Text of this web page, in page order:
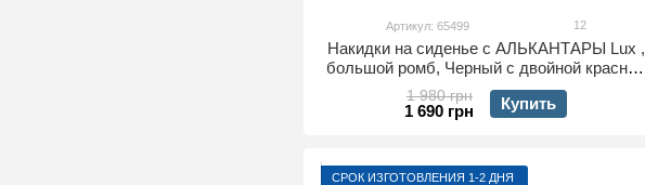
Артикул: 65499 12
Накидки на сиденье с АЛЬКАНТАРЫ Lux ,
большой ромб, Черный с двойной красной
строчкой. Премиум+. Передний комплект
1 980 грн
1 690 грн Купить
СРОК ИЗГОТОВЛЕНИЯ 1-2 ДНЯ